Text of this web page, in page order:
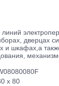
дверцах
и шкафах,а
x 80